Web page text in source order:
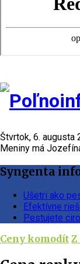
Štvrtok, 6. augusta
Meniny má
Syngenta
Ušetri ako
Efektívne
Pestujete
Ceny komodít